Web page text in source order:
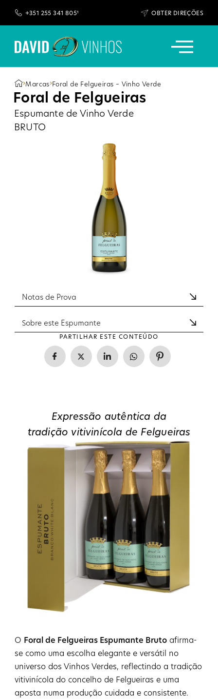
+351 255 341 805¹ OBTER DIREÇÕES
›Marcas›Foral de Felgueiras – Vinho Verde
Foral de Felgueiras
Espumante de Vinho Verde
BRUTO
Notas de Prova
Sobre este Espumante
PARTILHAR ESTE CONTEÚDO
Expressão autêntica da
tradição vitivinícola de Felgueiras
O Foral de Felgueiras Espumante Bruto afirma-
se como uma escolha elegante e versátil no
universo dos Vinhos Verdes, reflectindo a tradição
vitivinícola do concelho de Felgueiras e uma
aposta numa produção cuidada e consistente.